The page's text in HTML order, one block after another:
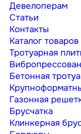
Девелоперам
Статьи
Контакты
Каталог товаров
Тротуарная
Бетонная
Газонная
Брусчатка
Клинкерная